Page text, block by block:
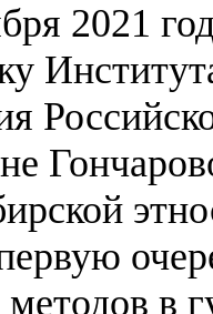
2021
в